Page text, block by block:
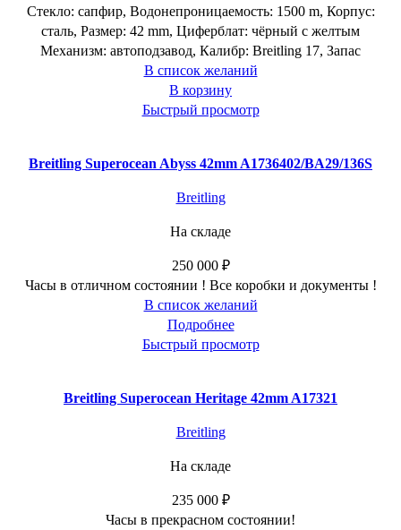
Стекло: сапфир, Водонепроницаемость: 1500 m, Корпус:
сталь, Размер: 42 mm, Циферблат: чёрный c желтым
Механизм: автоподзавод, Калибр: Breitling 17, Запас
В список желаний
В корзину
Быстрый просмотр
Breitling Superocean Abyss 42mm A1736402/BA29/136S
Breitling
На складе
250 000 ₽
Часы в отличном состоянии ! Все коробки и документы !
В список желаний
Подробнее
Быстрый просмотр
Breitling Superocean Heritage 42mm A17321
Breitling
На складе
235 000 ₽
Часы в прекрасном состоянии!